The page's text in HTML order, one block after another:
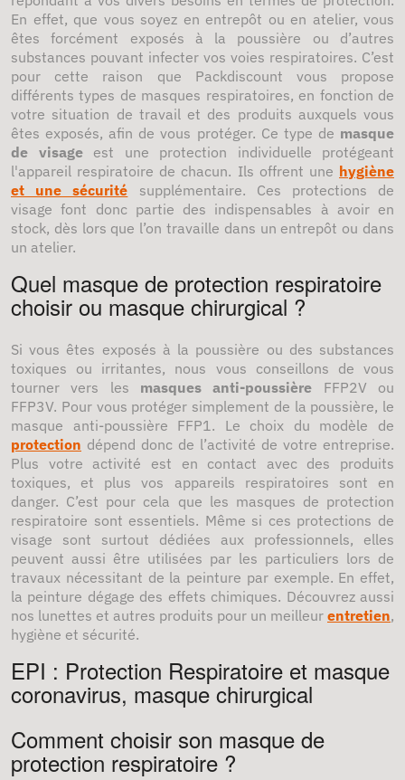
En effet, que vous soyez en entrepôt ou en atelier, vous
êtes forcément exposés à la poussière ou d’autres
substances pouvant infecter vos voies respiratoires. C’est
pour cette raison que Packdiscount vous propose
différents types de masques respiratoires, en fonction de
votre situation de travail et des produits auxquels vous
êtes exposés, afin de vous protéger. Ce type de masque
de visageest une protection individuelle protégeant
l'appareil respiratoire de chacun. Ils offrent une hygiène
et une sécurité supplémentaire. Ces protections de
visage font donc partie des indispensables à avoir en
stock, dès lors que l’on travaille dans un entrepôt ou dans
un atelier.
Quel masque de protection respiratoire
choisir ou masque chirurgical ?
Si vous êtes exposés à la poussière ou des substances
toxiques ou irritantes, nous vous conseillons de vous
tourner vers les masques anti-poussière FFP2V ou
FFP3V. Pour vous protéger simplement de la poussière, le
masque anti-poussière FFP1. Le choix du modèle de
protection dépend donc de l’activité de votre entreprise.
Plus votre activité est en contact avec des produits
toxiques, et plus vos appareils respiratoires sont en
danger. C’est pour cela que les masques de protection
respiratoire sont essentiels. Même si ces protections de
visage sont surtout dédiées aux professionnels, elles
peuvent aussi être utilisées par les particuliers lors de
travaux nécessitant de la peinture par exemple. En effet,
la peinture dégage des effets chimiques. Découvrez aussi
nos lunettes et autres produits pour un meilleur entretien,
hygiène et sécurité.
EPI : Protection Respiratoire et masque
coronavirus, masque chirurgical
Comment choisir son masque de
protection respiratoire ?